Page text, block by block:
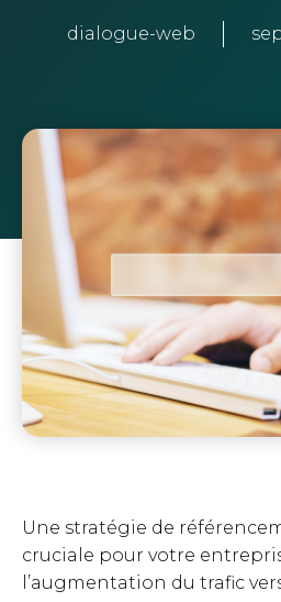
dialogue-web
Une stratégie de
cruciale pour votre
l’augmentation du trafic